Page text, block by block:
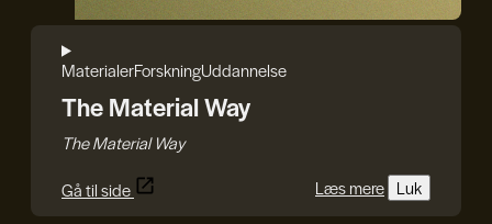
MaterialerForskningUddannelse
The Material Way
The Material Way
Gå til side
Læs mere Luk